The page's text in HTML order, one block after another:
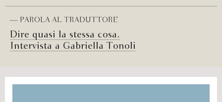
— PAROLA AL TRADUTTORE
Dire quasi la stessa cosa.
Intervista a Gabriella Tonoli